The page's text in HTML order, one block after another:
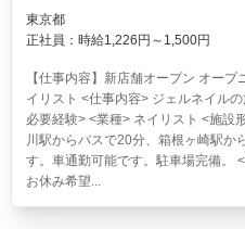
東京都
正社員：時給1,226円～1,500円
【仕事内容】新店舗オープン オー
イリスト <仕事内容> ジェルネイル
必要経験> <業種> ネイリスト <施設
川駅からバスで20分、箱根ヶ崎駅か
す。車通勤可能です。駐車場完備。
お休み希望...